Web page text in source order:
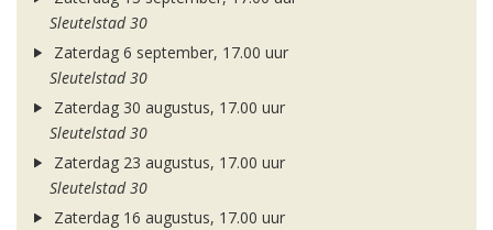
Sleutelstad 30
Zaterdag 6 september, 17.00 uur
Sleutelstad 30
Zaterdag 30 augustus, 17.00 uur
Sleutelstad 30
Zaterdag 23 augustus, 17.00 uur
Sleutelstad 30
Zaterdag 16 augustus, 17.00 uur